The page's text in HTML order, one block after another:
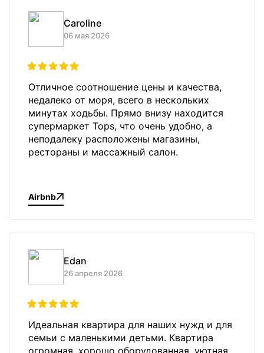
Caroline
06 мая 2026
Отличное соотношение цены и качества,
недалеко от моря, всего в нескольких
минутах ходьбы. Прямо внизу находится
супермаркет Tops, что очень удобно, а
неподалеку расположены магазины,
рестораны и массажный салон.
Airbnb
Edan
26 апреля 2026
Идеальная квартира для наших нужд и для
семьи с маленькими детьми. Квартира
огромная, хорошо оборудованная, уютная,